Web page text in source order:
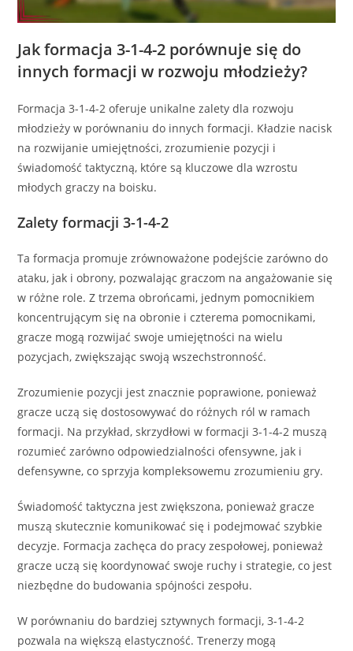
Jak formacja 3-1-4-2 porównuje się do
innych formacji w rozwoju młodzieży?
Formacja 3-1-4-2 oferuje unikalne zalety dla rozwoju
młodzieży w porównaniu do innych formacji. Kładzie nacisk
na rozwijanie umiejętności, zrozumienie pozycji i
świadomość taktyczną, które są kluczowe dla wzrostu
młodych graczy na boisku.
Zalety formacji 3-1-4-2
Ta formacja promuje zrównoważone podejście zarówno do
ataku, jak i obrony, pozwalając graczom na angażowanie się
w różne role. Z trzema obrońcami, jednym pomocnikiem
koncentrującym się na obronie i czterema pomocnikami,
gracze mogą rozwijać swoje umiejętności na wielu
pozycjach, zwiększając swoją wszechstronność.
Zrozumienie pozycji jest znacznie poprawione, ponieważ
gracze uczą się dostosowywać do różnych ról w ramach
formacji. Na przykład, skrzydłowi w formacji 3-1-4-2 muszą
rozumieć zarówno odpowiedzialności ofensywne, jak i
defensywne, co sprzyja kompleksowemu zrozumieniu gry.
Świadomość taktyczna jest zwiększona, ponieważ gracze
muszą skutecznie komunikować się i podejmować szybkie
decyzje. Formacja zachęca do pracy zespołowej, ponieważ
gracze uczą się koordynować swoje ruchy i strategie, co jest
niezbędne do budowania spójności zespołu.
W porównaniu do bardziej sztywnych formacji, 3-1-4-2
pozwala na większą elastyczność. Trenerzy mogą